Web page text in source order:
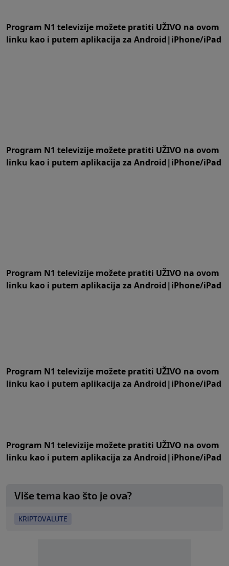
Program N1 televizije možete pratiti UŽIVO na ovom
linku kao i putem aplikacija za Android|iPhone/iPad
Program N1 televizije možete pratiti UŽIVO na ovom
linku kao i putem aplikacija za Android|iPhone/iPad
Program N1 televizije možete pratiti UŽIVO na ovom
linku kao i putem aplikacija za Android|iPhone/iPad
Program N1 televizije možete pratiti UŽIVO na ovom
linku kao i putem aplikacija za Android|iPhone/iPad
Program N1 televizije možete pratiti UŽIVO na ovom
linku kao i putem aplikacija za Android|iPhone/iPad
Više tema kao što je ova?
KRIPTOVALUTE